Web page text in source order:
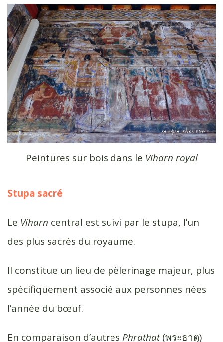
Peintures sur bois dans le Viharn royal
Stupa sacré
Le Viharn central est suivi par le stupa, l’un
des plus sacrés du royaume.
Il constitue un lieu de pèlerinage majeur, plus
spécifiquement associé aux personnes nées
l’année du bœuf.
En comparaison d’autres Phrathat(พระธาตุ)